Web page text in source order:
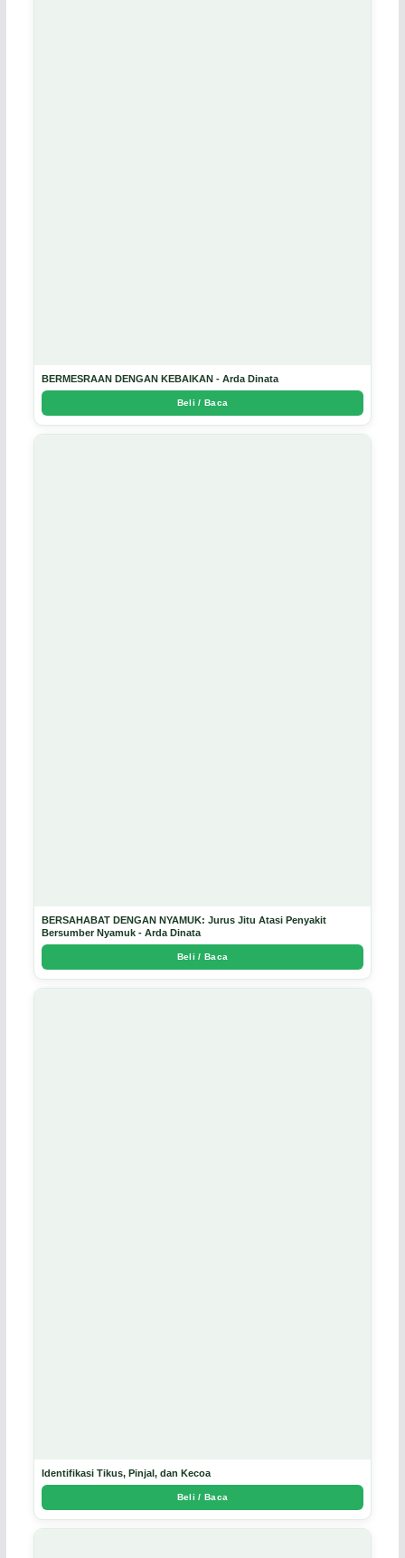
BERMESRAAN DENGAN KEBAIKAN - Arda Dinata
Beli / Baca
BERSAHABAT DENGAN NYAMUK: Jurus Jitu Atasi Penyakit
Bersumber Nyamuk - Arda Dinata
Beli / Baca
Identifikasi Tikus, Pinjal, dan Kecoa
Beli / Baca